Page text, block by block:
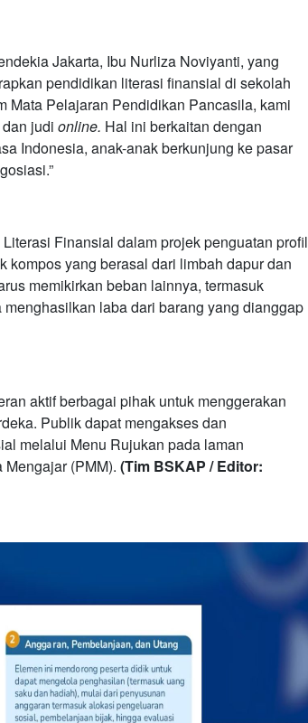
Jakarta, Ibu Nurliza Noviyanti, yang
pendidikan literasi finansial di sekolah
Mata Pelajaran Pendidikan Pancasila, kami
judi online. Hal ini berkaitan dengan
Indonesia, anak-anak berkunjung ke pasar
Finansial dalam projek penguatan profil
kompos yang berasal dari limbah dapur dan
memikirkan beban lainnya, termasuk
laba dari barang yang dianggap
aktif berbagai pihak untuk menggerakan
Publik dapat mengakses dan
melalui Menu Rujukan pada laman
(PMM). (Tim BSKAP / Editor: